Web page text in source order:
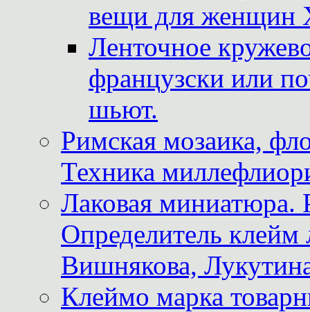
вещи для женщин
Ленточное
французски или
шьют.
Римская мозаика,
Техника
Лаковая миниатюра.
Определитель
Вишнякова,
Клеймо марка